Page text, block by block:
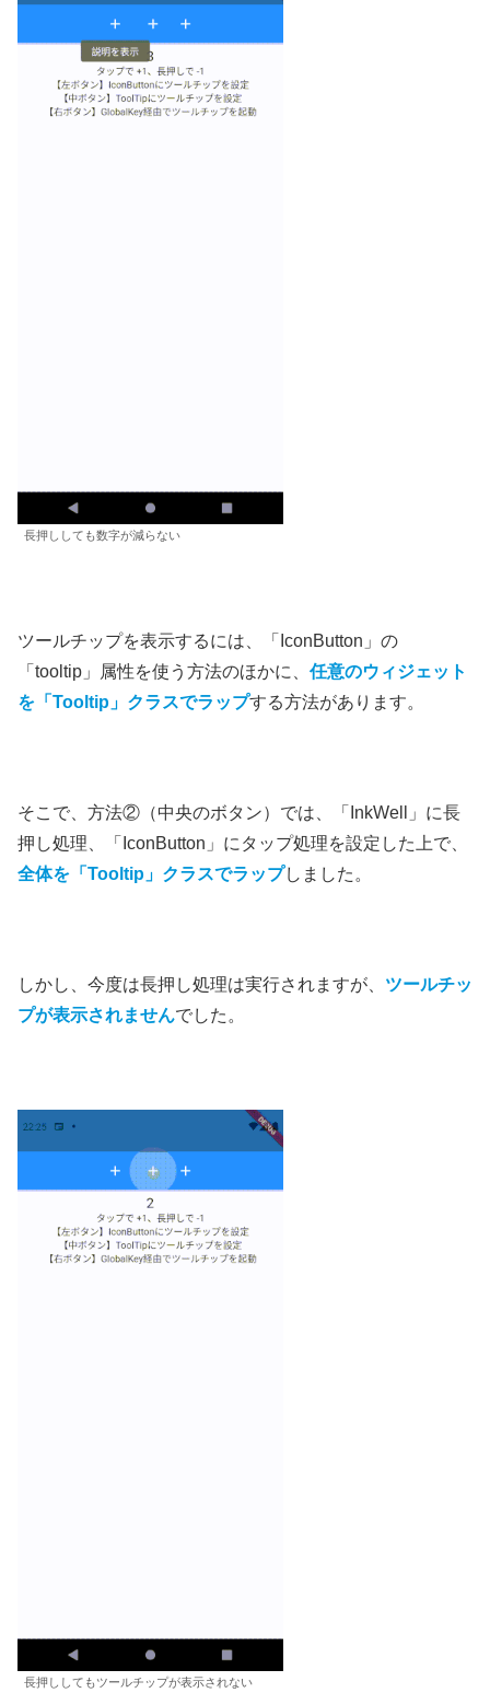
長押ししても数字が減らない
ツールチップを表示するには、「IconButton」の
「tooltip」属性を使う方法のほかに、 任意のウィジェット
を「Tooltip」クラスでラップする方法があります。
そこで、方法②（中央のボタン）では、「InkWell」に長
押し処理、「IconButton」にタップ処理を設定した上で、
全体を「Tooltip」クラスでラップしました。
しかし、今度は長押し処理は実行されますが、 ツールチッ
プが表示されませんでした。
長押ししてもツールチップが表示されない